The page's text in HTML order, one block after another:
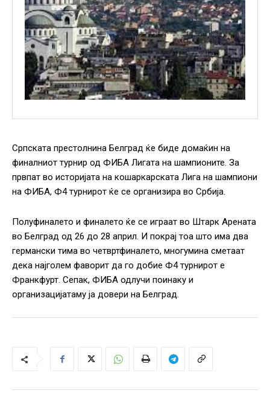
Српската престолнина Белград ќе биде домаќин на
финалниот турнир од ФИБА Лигата на шампионите. За
првпат во историјата на кошаркарската Лига на шампиони
на ФИБА, Ф4 турнирот ќе се организира во Србија.
Полуфиналето и финалето ќе се играат во Штарк Арената
во Белград од 26 до 28 април. И покрај тоа што има два
германски тима во четвртфиналето, многумина сметаат
дека најголем фаворит да го добие Ф4 турнирот е
Франкфурт. Сепак, ФИБА одлучи поинаку и
организацијатаму ја довери на Белград.